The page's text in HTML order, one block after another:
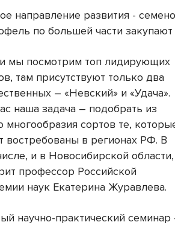
направление развития -
по большей части закупают
мы посмотрим топ лидирующих
там присутствуют только два
– «Невский» и «Удача».
наша задача – подобрать из
многообразия сортов те,
востребованы в регионах РФ. В
и в Новосибирской
профессор Российской
наук Екатерина Журавлева.
научно-практический семинар